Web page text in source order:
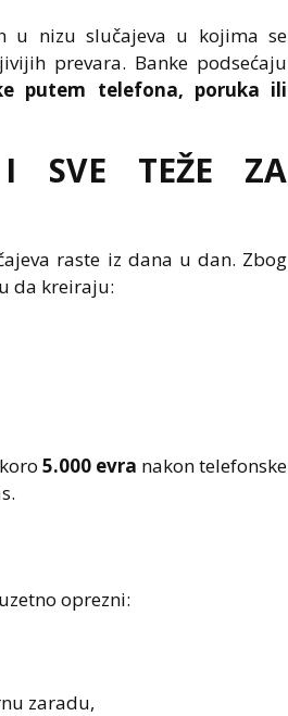
u nizu slučajeva u kojima se
prevara. Banke podsećaju
putem telefona, poruka ili
I SVE TEŽE ZA
raste iz dana u dan. Zbog
da kreiraju:
5.000 evra nakon telefonske
oprezni:
zaradu,